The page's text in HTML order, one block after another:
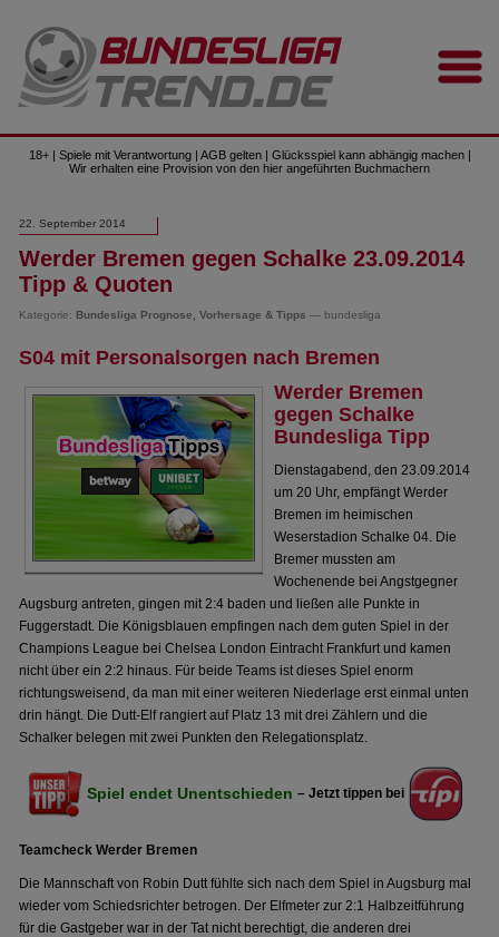
18+ | Spiele mit Verantwortung | AGB gelten | Glücksspiel kann abhängig machen |
Wir erhalten eine Provision von den hier angeführten Buchmachern
22. September 2014
Werder Bremen gegen Schalke 23.09.2014
Tipp & Quoten
Kategorie: Bundesliga Prognose, Vorhersage & Tipps — bundesliga
S04 mit Personalsorgen nach Bremen
Werder Bremen
gegen Schalke
Bundesliga Tipp
Dienstagabend, den 23.09.2014
um 20 Uhr, empfängt Werder
Bremen im heimischen
Weserstadion Schalke 04. Die
Bremer mussten am
Wochenende bei Angstgegner
Augsburg antreten, gingen mit 2:4 baden und ließen alle Punkte in
Fuggerstadt. Die Königsblauen empfingen nach dem guten Spiel in der
Champions League bei Chelsea London Eintracht Frankfurt und kamen
nicht über ein 2:2 hinaus. Für beide Teams ist dieses Spiel enorm
richtungsweisend, da man mit einer weiteren Niederlage erst einmal unten
drin hängt. Die Dutt-Elf rangiert auf Platz 13 mit drei Zählern und die
Schalker belegen mit zwei Punkten den Relegationsplatz.
Spiel endet Unentschieden – Jetzt tippen bei
Teamcheck Werder Bremen
Die Mannschaft von Robin Dutt fühlte sich nach dem Spiel in Augsburg mal
wieder vom Schiedsrichter betrogen. Der Elfmeter zur 2:1 Halbzeitführung
für die Gastgeber war in der Tat nicht berechtigt, die anderen drei